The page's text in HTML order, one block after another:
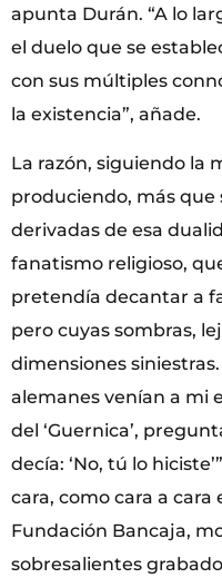
apunta Durán. “A lo
el duelo que se
con sus múltiples
la existencia”, añade.
La razón, siguiendo la
produciendo, más que
derivadas de esa
fanatismo religioso,
pretendía decantar a
pero cuyas sombras,
dimensiones
alemanes venían a mi
del ‘Guernica’,
decía: ‘No, tú lo
cara, como cara a cara
Fundación Bancaja,
sobresalientes